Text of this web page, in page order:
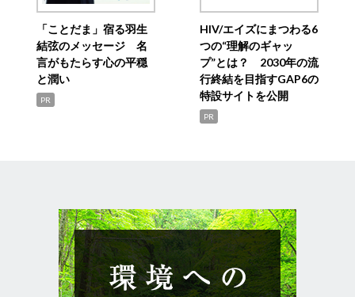
「ことだま」宿る羽生
結弦のメッセージ 名
言がもたらす心の平穏
と潤い
PR
HIV/エイズにまつわる6
つの“理解のギャッ
プ”とは？ 2030年の流
行終結を目指すGAP6の
特設サイトを公開
PR